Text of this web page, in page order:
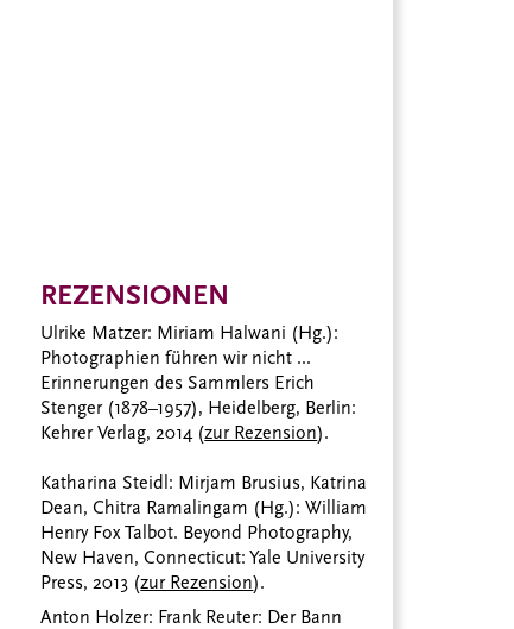
REZENSIONEN
Ulrike Matzer: Miriam Halwani (Hg.):
Photographien führen wir nicht ...
Erinnerungen des Sammlers Erich
Stenger (1878–1957), Heidelberg, Berlin:
Kehrer Verlag, 2014 (zur Rezension).
Katharina Steidl: Mirjam Brusius, Katrina
Dean, Chitra Ramalingam (Hg.): William
Henry Fox Talbot. Beyond Photography,
New Haven, Connecticut: Yale University
Press, 2013 (zur Rezension).
Anton Holzer: Frank Reuter: Der Bann